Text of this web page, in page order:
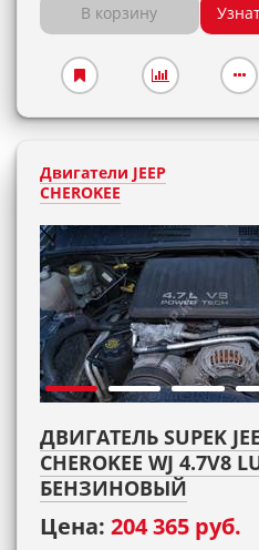
В корзину
Двигатели JEEP
CHEROKEE
ДВИГАТЕЛЬ SUPEK
CHEROKEE WJ 4.7V8
БЕНЗИНОВЫЙ
Цена: 204 365 руб.